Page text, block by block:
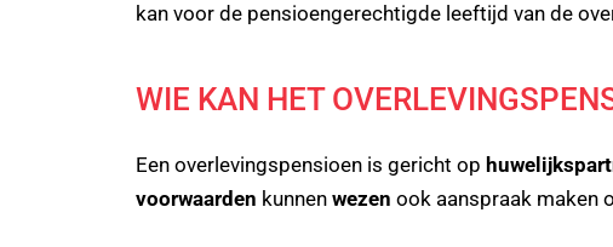
kan voor de pensioengerechtigde leeftijd van de
WIE KAN HET
Een overlevingspensioen is gericht op
voorwaarden kunnen wezen ook aanspraak maken